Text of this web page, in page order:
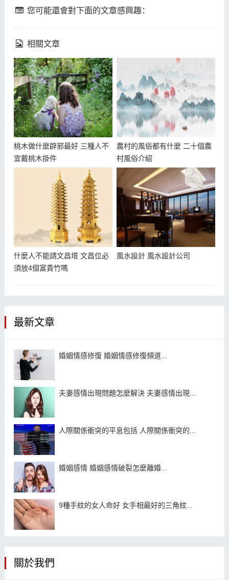
您可能還會對下面的文章感興趣：
相關文章
桃木做什麼辟邪最好 三種人不
宜戴桃木掛件
農村的風俗都有什麼 二十個農
村風俗介紹
什麼人不能請文昌塔 文昌位必
須放4個富貴竹嗎
風水設計 風水設計公司
最新文章
婚姻情感修復 婚姻情感修復頻道...
夫妻感情出現問題怎麼解決 夫妻感情出現...
人際關係衝突的平息包括 人際關係衝突的...
婚姻感情 婚姻感情破裂怎麼離婚...
9種手紋的女人命好 女手相最好的三角紋...
關於我們